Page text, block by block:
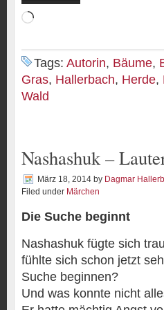
Wird
Tags: Autorin, Bäume,
Gras, Hallerbach, Herde,
Wald
Nashashuk –
März 18, 2014 by Dagmar
Filed under Märchen
Die Suche beginnt
Nashashuk fügte sich
fühlte sich schon jetzt
Suche beginnen?
Und was konnte nicht